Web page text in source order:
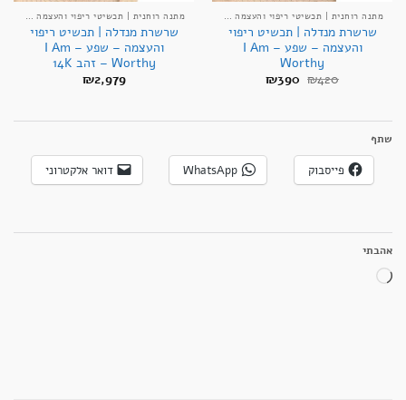
מתנה רוחנית | תכשיטי ריפוי והעצמה אנרגטיים
שרשרת מנדלה | תכשיט ריפוי
והעצמה – שפע – I Am
Worthy
₪420 המחיר
המקורי
₪390 המחיר
מתנה רוחנית | תכשיטי ריפוי והעצמה אנרגטיים
שרשרת מנדלה | תכשיט ריפוי
והעצמה – שפע – I Am
Worthy – זהב 14K
₪2,979
שתף
פייסבוק WhatsApp דואר אלקטרוני
אהבתי
טוען...